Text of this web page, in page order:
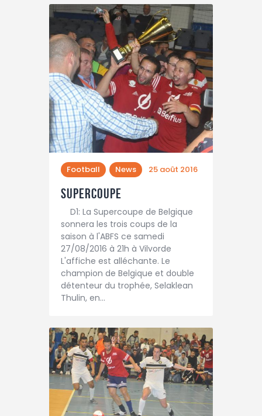
Football News 25 août 2016
Supercoupe
D1: La Supercoupe de Belgique
sonnera les trois coups de la
saison à l'ABFS ce samedi
27/08/2016 à 21h à Vilvorde
L'affiche est alléchante. Le
champion de Belgique et double
détenteur du trophée, Selaklean
Thulin, en…